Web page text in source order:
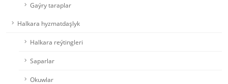
Gaýry taraplar
Halkara hyzmatdaşlyk
Halkara reýtingleri
Saparlar
Okuwlar